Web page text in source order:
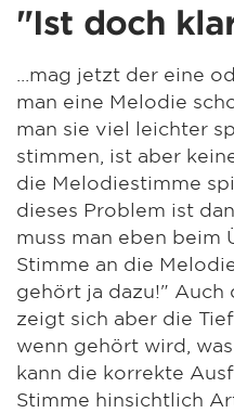
"Ist doch
...mag jetzt der eine
man eine Melodie
man sie viel leichter
stimmen, ist aber
die Melodiestimme
dieses Problem ist
muss man eben beim
Stimme an die
gehört ja dazu!" Auch
zeigt sich aber die
wenn gehört wird,
kann die korrekte
Stimme hinsichtlich